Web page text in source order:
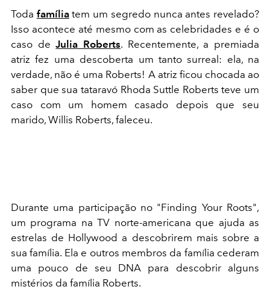
Toda famíliatem um segredo nunca antes revelado?
Isso acontece até mesmo com as celebridades e é o
caso deJulia Roberts. Recentemente, a premiada
atriz fez uma descoberta um tanto surreal: ela, na
verdade, não é uma Roberts! A atriz ficou chocada ao
saber que sua tataravó Rhoda Suttle Roberts teve um
caso com um homem casado depois que seu
marido, Willis Roberts, faleceu.
Durante uma participação no "Finding Your Roots",
um programa na TV norte-americana que ajuda as
estrelas de Hollywood a descobrirem mais sobre a
sua família. Ela e outros membros da família cederam
uma pouco de seu DNA para descobrir alguns
mistérios da família Roberts.